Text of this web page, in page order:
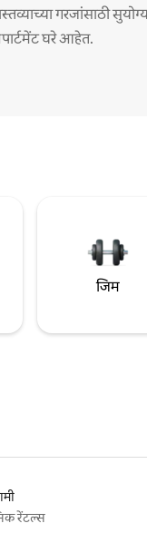
गरजांसाठी
घरे आहेत.
जिम
रेंटल्स